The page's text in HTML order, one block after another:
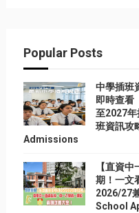
Popular Posts
中學插班
即時查看
至2027年
班資訊攻
Admissions
【直資
期！一文
2026/27
School